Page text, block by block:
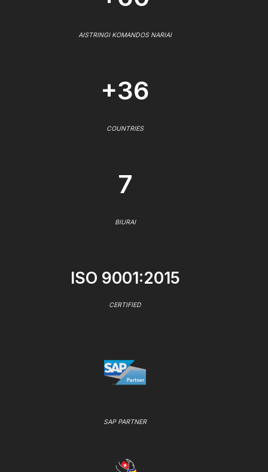
AISTRINGI KOMANDOS NARIAI
+36
COUNTRIES
7
BIURAI
ISO 9001:2015
CERTIFIED
SAP PARTNER